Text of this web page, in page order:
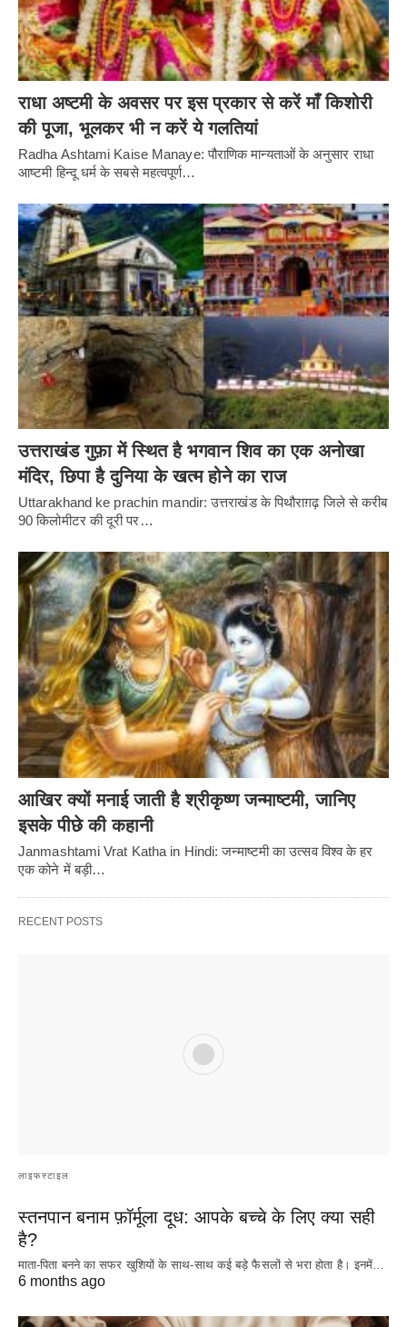
राधा अष्टमी के अवसर पर इस प्रकार से करें माँ किशोरी
की पूजा, भूलकर भी न करें ये गलतियां
Radha Ashtami Kaise Manaye: पौराणिक मान्यताओं के अनुसार राधा
आष्टमी हिन्दू धर्म के सबसे महत्वपूर्ण…
उत्तराखंड गुफ़ा में स्थित है भगवान शिव का एक अनोखा
मंदिर, छिपा है दुनिया के खत्म होने का राज
Uttarakhand ke prachin mandir: उत्तराखंड के पिथौराग़ढ़ जिले से करीब
90 किलोमीटर की दूरी पर…
आखिर क्यों मनाई जाती है श्रीकृष्ण जन्माष्टमी, जानिए
इसके पीछे की कहानी
Janmashtami Vrat Katha in Hindi: जन्माष्टमी का उत्सव विश्व के हर
एक कोने में बड़ी…
RECENT POSTS
लाइफस्टाइल
स्तनपान बनाम फ़ॉर्मूला दूध: आपके बच्चे के लिए क्या सही
है?
माता-पिता बनने का सफर खुशियों के साथ-साथ कई बड़े फैसलों से भरा होता है। इनमें…
6 months ago